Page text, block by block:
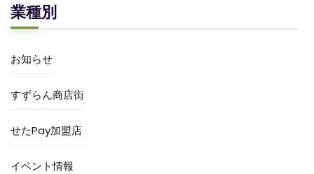
業種別
お知らせ
すずらん商店街
せたPay加盟店
イベント情報